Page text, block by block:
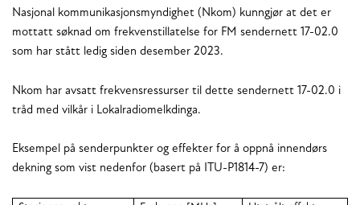
Nasjonal kommunikasjonsmyndighet (Nkom) kunngjør at det er
mottatt søknad om frekvenstillatelse for FM sendernett 17-02.0
som har stått ledig siden desember 2023.
Nkom har avsatt frekvensressurser til dette sendernett 17-02.0 i
tråd med vilkår i Lokalradiomelkdinga.
Eksempel på senderpunkter og effekter for å oppnå innendørs
dekning som vist nedenfor (basert på ITU-P1814-7) er: